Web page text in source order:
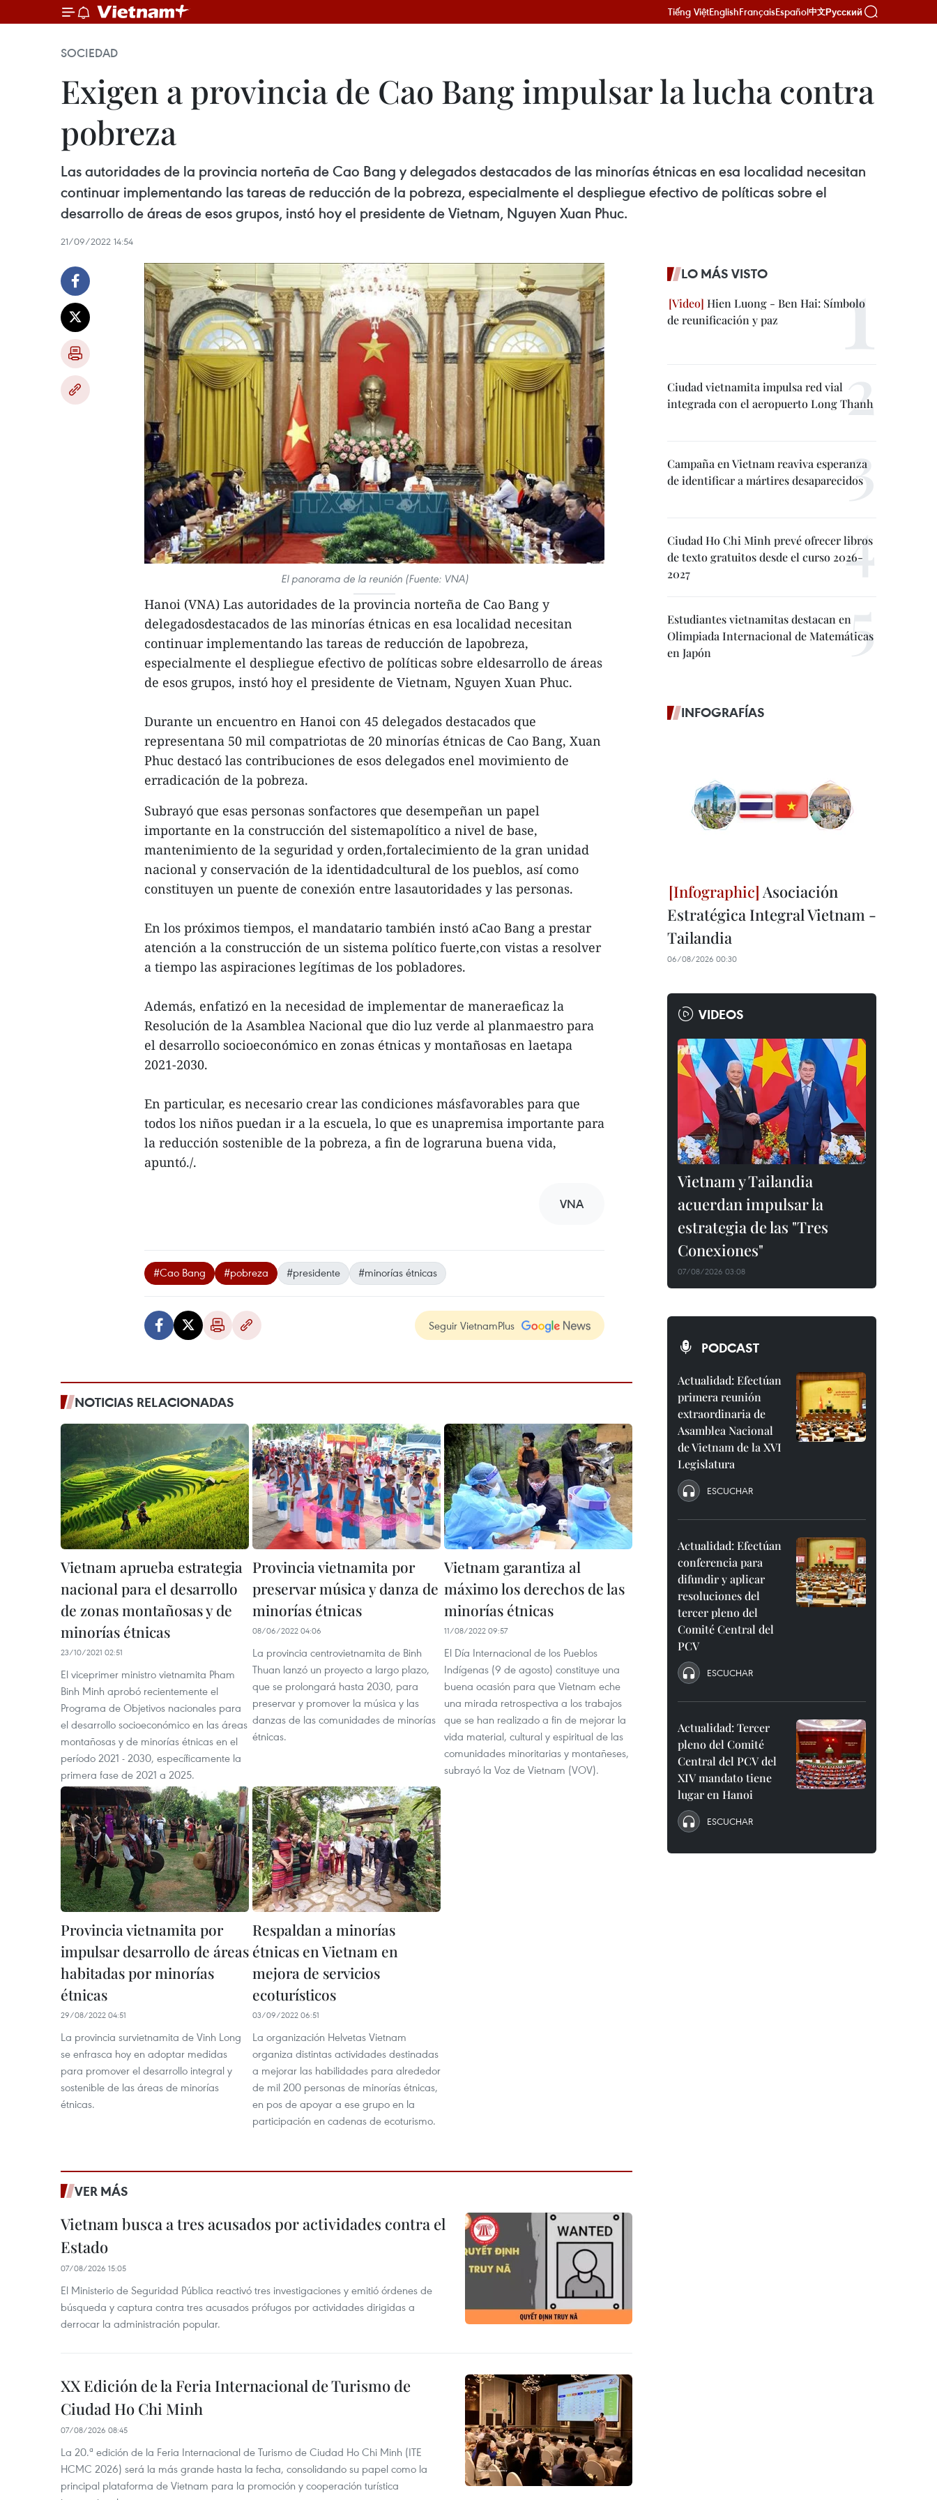
Tiếng ViệtEnglishFrançaisEspañol中文Русский
SOCIEDAD
Exigen a provincia de Cao Bang impulsar la lucha contra
pobreza
Las autoridades de la provincia norteña de Cao Bang y delegados destacados de las minorías étnicas en esa localidad necesitan
continuar implementando las tareas de reducción de la pobreza, especialmente el despliegue efectivo de políticas sobre el
desarrollo de áreas de esos grupos, instó hoy el presidente de Vietnam, Nguyen Xuan Phuc.
21/09/2022 14:54
El panorama de la reunión (Fuente: VNA)
Hanoi (VNA) Las autoridades de la provincia norteña de Cao Bang y
delegadosdestacados de las minorías étnicas en esa localidad necesitan
continuar implementando las tareas de reducción de lapobreza,
especialmente el despliegue efectivo de políticas sobre eldesarrollo de áreas
de esos grupos, instó hoy el presidente de Vietnam, Nguyen Xuan Phuc.
Durante un encuentro en Hanoi con 45 delegados destacados que
representana 50 mil compatriotas de 20 minorías étnicas de Cao Bang, Xuan
Phuc destacó las contribuciones de esos delegados enel movimiento de
erradicación de la pobreza.
Subrayó que esas personas sonfactores que desempeñan un papel
importante en la construcción del sistemapolítico a nivel de base,
mantenimiento de la seguridad y orden,fortalecimiento de la gran unidad
nacional y conservación de la identidadcultural de los pueblos, así como
constituyen un puente de conexión entre lasautoridades y las personas.
En los próximos tiempos, el mandatario también instó aCao Bang a prestar
atención a la construcción de un sistema político fuerte,con vistas a resolver
a tiempo las aspiraciones legítimas de los pobladores.
Además, enfatizó en la necesidad de implementar de maneraeficaz la
Resolución de la Asamblea Nacional que dio luz verde al planmaestro para
el desarrollo socioeconómico en zonas étnicas y montañosas en laetapa
2021-2030.
En particular, es necesario crear las condiciones másfavorables para que
todos los niños puedan ir a la escuela, lo que es unapremisa importante para
la reducción sostenible de la pobreza, a fin de lograruna buena vida,
apuntó./.
VNA
#Cao Bang #pobreza #presidente #minorías étnicas
Seguir VietnamPlus
NOTICIAS RELACIONADAS
Vietnam aprueba estrategia
nacional para el desarrollo
de zonas montañosas y de
minorías étnicas
23/10/2021 02:51
El viceprimer ministro vietnamita Pham
Binh Minh aprobó recientemente el
Programa de Objetivos nacionales para
el desarrollo socioeconómico en las áreas
montañosas y de minorías étnicas en el
período 2021 - 2030, específicamente la
primera fase de 2021 a 2025.
Provincia vietnamita por
preservar música y danza de
minorías étnicas
08/06/2022 04:06
La provincia centrovietnamita de Binh
Thuan lanzó un proyecto a largo plazo,
que se prolongará hasta 2030, para
preservar y promover la música y las
danzas de las comunidades de minorías
étnicas.
Vietnam garantiza al
máximo los derechos de las
minorías étnicas
11/08/2022 09:57
El Día Internacional de los Pueblos
Indígenas (9 de agosto) constituye una
buena ocasión para que Vietnam eche
una mirada retrospectiva a los trabajos
que se han realizado a fin de mejorar la
vida material, cultural y espiritual de las
comunidades minoritarias y montañeses,
subrayó la Voz de Vietnam (VOV).
Provincia vietnamita por
impulsar desarrollo de áreas
habitadas por minorías
étnicas
29/08/2022 04:51
La provincia survietnamita de Vinh Long
se enfrasca hoy en adoptar medidas
para promover el desarrollo integral y
sostenible de las áreas de minorías
étnicas.
Respaldan a minorías
étnicas en Vietnam en
mejora de servicios
ecoturísticos
03/09/2022 06:51
La organización Helvetas Vietnam
organiza distintas actividades destinadas
a mejorar las habilidades para alrededor
de mil 200 personas de minorías étnicas,
en pos de apoyar a ese grupo en la
participación en cadenas de ecoturismo.
VER MÁS
Vietnam busca a tres acusados por actividades contra el
Estado
07/08/2026 15:05
El Ministerio de Seguridad Pública reactivó tres investigaciones y emitió órdenes de
búsqueda y captura contra tres acusados prófugos por actividades dirigidas a
derrocar la administración popular.
XX Edición de la Feria Internacional de Turismo de
Ciudad Ho Chi Minh
07/08/2026 08:45
La 20.ª edición de la Feria Internacional de Turismo de Ciudad Ho Chi Minh (ITE
HCMC 2026) será la más grande hasta la fecha, consolidando su papel como la
principal plataforma de Vietnam para la promoción y cooperación turística
LO MÁS VISTO
Hien Luong - Ben Hai: Símbolo
de reunificación y paz
Ciudad vietnamita impulsa red vial
integrada con el aeropuerto Long Thanh
Campaña en Vietnam reaviva esperanza
de identificar a mártires desaparecidos
Ciudad Ho Chi Minh prevé ofrecer libros
de texto gratuitos desde el curso 2026-
2027
Estudiantes vietnamitas destacan en
Olimpiada Internacional de Matemáticas
en Japón
INFOGRAFÍAS
Asociación
Estratégica Integral Vietnam -
Tailandia
06/08/2026 00:30
VIDEOS
Vietnam y Tailandia
acuerdan impulsar la
estrategia de las "Tres
Conexiones"
07/08/2026 03:08
PODCAST
Actualidad: Efectúan
primera reunión
extraordinaria de
Asamblea Nacional
de Vietnam de la XVI
Legislatura
ESCUCHAR
Actualidad: Efectúan
conferencia para
difundir y aplicar
resoluciones del
tercer pleno del
Comité Central del
PCV
ESCUCHAR
Actualidad: Tercer
pleno del Comité
Central del PCV del
XIV mandato tiene
lugar en Hanoi
ESCUCHAR